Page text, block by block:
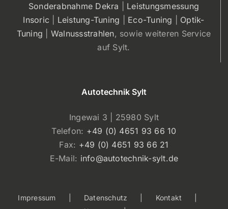
Sonderabnahme Dekra
Leistungsmessung
Insoric
Leistung-Tuning Eco-Tuning
Optik-
Tuning
Walnussstrahlen, sowie weiteren Service
auf Sylt.
Autotechnik Sylt
Ingewai 3 | 25980 Sylt
Telefon: +49 (0) 4651 93 66 10
Fax: +49 (0) 4651 93 66 21
E-Mail: info@autotechnik-sylt.de
Impressum Datenschutz
Kontakt